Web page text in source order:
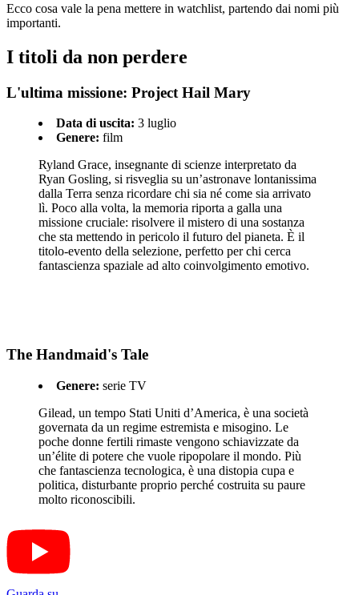
Ecco cosa vale la pena mettere in watchlist, partendo dai nomi più
importanti.
I titoli da non perdere
L'ultima missione: Project Hail Mary
Data di uscita: 3 luglio
Genere: film
Ryland Grace, insegnante di scienze interpretato da
Ryan Gosling, si risveglia su un’astronave lontanissima
dalla Terra senza ricordare chi sia né come sia arrivato
lì. Poco alla volta, la memoria riporta a galla una
missione cruciale: risolvere il mistero di una sostanza
che sta mettendo in pericolo il futuro del pianeta. È il
titolo-evento della selezione, perfetto per chi cerca
fantascienza spaziale ad alto coinvolgimento emotivo.
The Handmaid's Tale
Genere: serie TV
Gilead, un tempo Stati Uniti d’America, è una società
governata da un regime estremista e misogino. Le
poche donne fertili rimaste vengono schiavizzate da
un’élite di potere che vuole ripopolare il mondo. Più
che fantascienza tecnologica, è una distopia cupa e
politica, disturbante proprio perché costruita su paure
molto riconoscibili.